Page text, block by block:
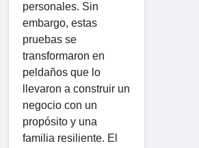
personales. Sin
embargo, estas
pruebas se
transformaron en
peldaños que lo
llevaron a construir un
negocio con un
propósito y una
familia resiliente. El